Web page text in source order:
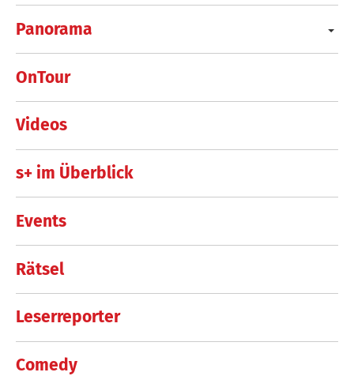
Panorama
OnTour
Videos
s+ im Überblick
Events
Rätsel
Leserreporter
Comedy